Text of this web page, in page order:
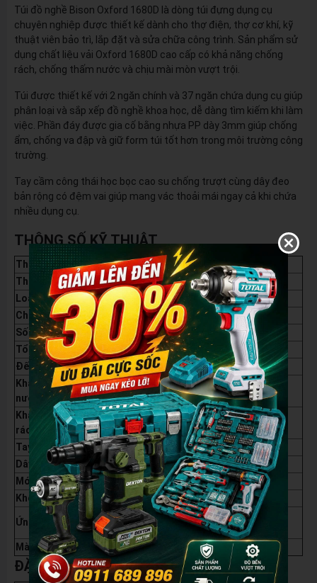
Túi đồ nghề Bison Oxford 1680D là dòng túi đựng dụng cụ
chuyên nghiệp được thiết kế dành cho thợ điện, thợ cơ khí, kỹ
thuật viên bảo trì, lắp đặt và sửa chữa công trình. Sản phẩm sử
dụng chất liệu vải Oxford 1680D cao cấp có khả năng chống
rách, chống thấm nước và chịu mài mòn vượt trội.
Túi được thiết kế với 2 ngăn chính và 37 ngăn chứa dụng cụ giúp
phân loại và sắp xếp đồ nghề khoa học, dễ dàng tìm kiếm khi làm
việc. Phần đáy được gia cố bằng nhựa PP dày 3mm giúp chống
ẩm, chống va đập và giữ form túi tốt hơn trong môi trường công
trường.
Tay cầm công thái học bọc cao su chống trượt cùng dây đeo
bản rộng có đệm vai giúp mang vác thoải mái ngay cả khi chứa
nhiều dụng cụ.
THÔNG SỐ KỸ THUẬT
Thông số
Chi tiết
Thương hiệu
Bison
Loại sản phẩm
Túi đựng đồ nghề
Chất liệu
Vải Oxford 1680D
Số ngăn chính
2 ngăn
Tổng số ngăn chứa
37 ngăn
Đế túi
Nhựa PP dày 3mm
Khả năng chống
nước
Có
Khả năng chống
rách
Có
Tay cầm
Bọc cao su chống trượt
Dây đeo vai
Extra-Wide có đệm
Móc khóa kim loại
Có
Khóa kéo
Cao cấp
Ứng dụng
Đựng dụng cụ điện, cơ khí, bảo trì, sửa
chữa
Màu sắc
Đen phối đỏ
ĐẶC ĐIỂM NỔI BẬT